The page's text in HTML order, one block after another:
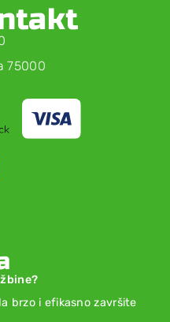
75000
brzo i efikasno završite